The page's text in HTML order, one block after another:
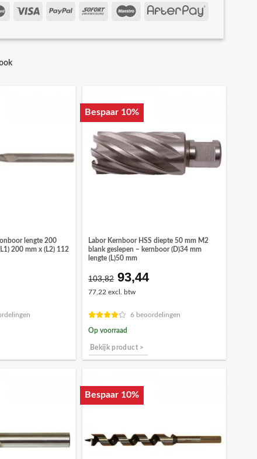
lengte 200
200 mm x (L2) 112
Bespaar 10%
Labor Kernboor HSS diepte 50 mm M2
blank geslepen – kernboor (D)34 mm
lengte (L)50 mm
103,82 Oorspronkelijke
prijs
€103,82.
93,44Huidige
€93,44.
77,22 excl. btw
6 beoordelingen
Op voorraad
Bekijk product >
Bespaar 10%